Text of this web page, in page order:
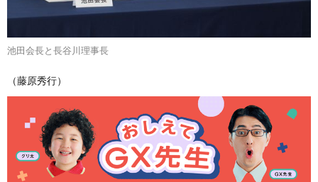
池田会長と長谷川理事長
（藤原秀行）